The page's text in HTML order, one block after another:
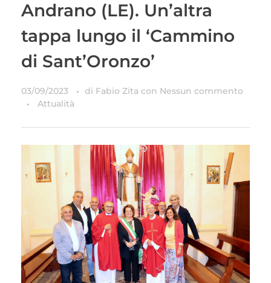
Andrano (LE). Un’altra
tappa lungo il ‘Cammino
di Sant’Oronzo’
03/09/2023 di Fabio Zita con Nessun commento
Attualità